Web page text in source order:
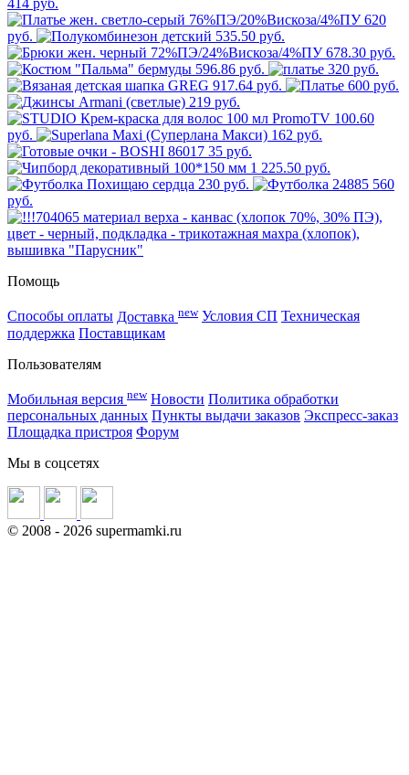
414 руб.
620
руб.
535.50 руб.
678.30 руб.
596.86 руб.
320 руб.
917.64 руб.
600 руб.
219 руб.
100.60
руб.
162 руб.
35 руб.
1 225.50 руб.
230 руб.
560
руб.
Помощь
Способы оплаты Доставка new Условия СП Техническая
поддержка Поставщикам
Пользователям
Мобильная версия new Новости Политика обработки
персональных данных Пункты выдачи заказов Экспресс-заказ
Площадка пристроя Форум
Мы в соцсетях
© 2008 - 2026 supermamki.ru